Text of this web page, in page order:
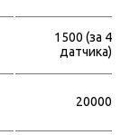
1500 (за 4
датчика)
20000